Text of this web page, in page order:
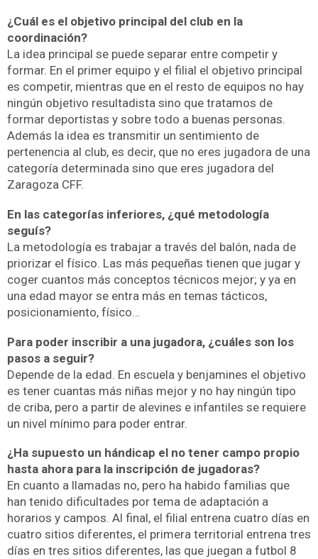
¿Cuál es el objetivo principal del club en la
coordinación?
La idea principal se puede separar entre competir y
formar. En el primer equipo y el filial el objetivo principal
es competir, mientras que en el resto de equipos no hay
ningún objetivo resultadista sino que tratamos de
formar deportistas y sobre todo a buenas personas.
Además la idea es transmitir un sentimiento de
pertenencia al club, es decir, que no eres jugadora de una
categoría determinada sino que eres jugadora del
Zaragoza CFF.
En las categorías inferiores, ¿qué metodología
seguís?
La metodología es trabajar a través del balón, nada de
priorizar el físico. Las más pequeñas tienen que jugar y
coger cuantos más conceptos técnicos mejor; y ya en
una edad mayor se entra más en temas tácticos,
posicionamiento, físico…
Para poder inscribir a una jugadora, ¿cuáles son los
pasos a seguir?
Depende de la edad. En escuela y benjamines el objetivo
es tener cuantas más niñas mejor y no hay ningún tipo
de criba, pero a partir de alevines e infantiles se requiere
un nivel mínimo para poder entrar.
¿Ha supuesto un hándicap el no tener campo propio
hasta ahora para la inscripción de jugadoras?
En cuanto a llamadas no, pero ha habido familias que
han tenido dificultades por tema de adaptación a
horarios y campos. Al final, el filial entrena cuatro días en
cuatro sitios diferentes, el primera territorial entrena tres
días en tres sitios diferentes, las que juegan a futbol 8